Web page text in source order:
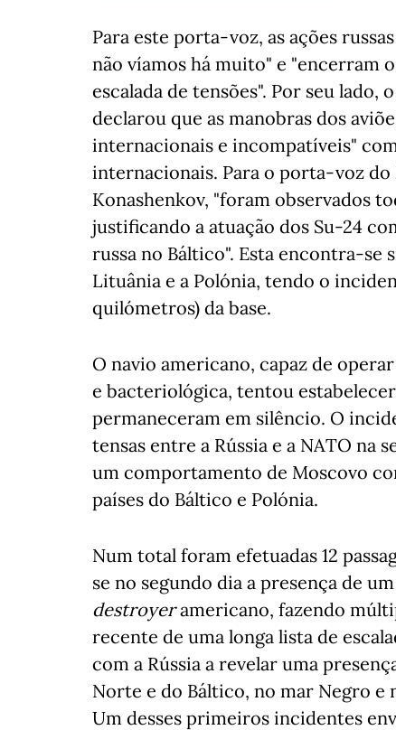
Para este porta-voz, as ações
não víamos há muito" e "encerram
escalada de tensões". Por seu lado,
declarou que as manobras dos
internacionais e incompatíveis"
internacionais. Para o porta-voz
Konashenkov, "foram observados
justificando a atuação dos Su-24
russa no Báltico". Esta encontra-se
Lituânia e a Polónia, tendo o
quilómetros) da base.
O navio americano, capaz de
e bacteriológica, tentou
permaneceram em silêncio. O
tensas entre a Rússia e a NATO na
um comportamento de Moscovo
países do Báltico e Polónia.
Num total foram efetuadas 12
se no segundo dia a presença de
destroyeramericano, fazendo
recente de uma longa lista de
com a Rússia a revelar uma
Norte e do Báltico, no mar Negro
Um desses primeiros incidentes